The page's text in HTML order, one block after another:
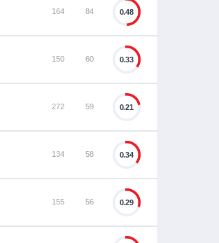
164 84 0.48
150 60 0.33
272 59 0.21
134 58 0.34
155 56 0.29